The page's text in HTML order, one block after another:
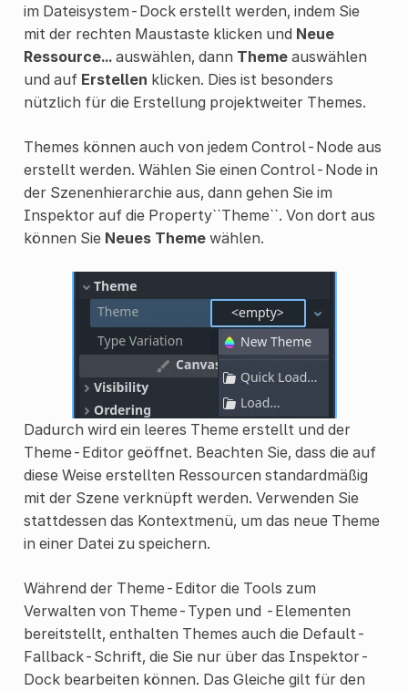
im Dateisystem-Dock erstellt werden, indem Sie
mit der rechten Maustaste klicken und Neue
Ressource...auswählen, dann Themeauswählen
und auf Erstellen klicken. Dies ist besonders
nützlich für die Erstellung projektweiter Themes.
Themes können auch von jedem Control-Node aus
erstellt werden. Wählen Sie einen Control-Node in
der Szenenhierarchie aus, dann gehen Sie im
Inspektor auf die Property``Theme``. Von dort aus
können Sie Neues Themewählen.
Dadurch wird ein leeres Theme erstellt und der
Theme-Editor geöffnet. Beachten Sie, dass die auf
diese Weise erstellten Ressourcen standardmäßig
mit der Szene verknüpft werden. Verwenden Sie
stattdessen das Kontextmenü, um das neue Theme
in einer Datei zu speichern.
Während der Theme-Editor die Tools zum
Verwalten von Theme-Typen und -Elementen
bereitstellt, enthalten Themes auch die Default-
Fallback-Schrift, die Sie nur über das Inspektor-
Dock bearbeiten können. Das Gleiche gilt für den